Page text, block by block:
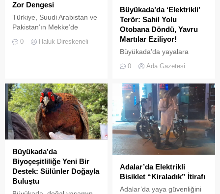
Zor Dengesi
Türkiye, Suudi Arabistan ve
Pakistan’ın Mekke’de
Anlaşması, bölgesel
NATO’su” olarak
tanımlamak için erken.
Ancak Türkiye açısından
önemli olan, Ankara’nın aynı
anda NATO üyesi olması,
Suudi Arabistan ve
ilişkilerini geliştirmesi ve
İran’la yaklaşık dört yüzyıllık
bir...
0 Haluk Direskeneli
Büyükada’da ‘Elektrikli’
Terör: Sahil Yolu
Otobana Döndü, Yavru
Martılar Eziliyor!
Büyükada’da yayalara
tanımaz elektrikli araç
ölüm yoluna dönüştü.
Denetimsizliğin ve aşırı
hızın son kurbanları ise
beslenmek için sahile inen
yavru martılar oldu. Adada
yaşayan gönüllü bir
avukatın çabalarıyla yargıya
denetim zafiyetini bir kez
daha gözler önüne serdi.
Denizlerdeki biyoçeşitliliğin
0 Ada Gazetesi
Büyükada’da
Biyoçeşitliliğe Yeni Bir
Destek: Sülünler Doğayla
Buluştu
Adalar’da Elektrikli
Bisiklet “Kiraladık” İtirafı
Adalar’da yaya güvenliğini